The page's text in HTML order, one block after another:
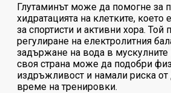
Глутаминът може да помогне за
хидратацията на клетките,
за спортисти и активни хора. Той
регулиране на електролитния
задържане на вода в мускулните
своя страна може да подобри
издръжливост и намали риска от
време на тренировки.